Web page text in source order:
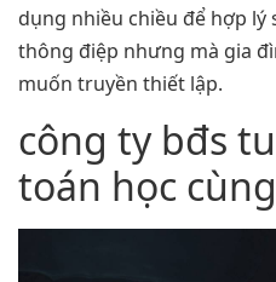
dụng nhiều chiều để hợp
thông điệp nhưng mà gia
muốn truyền thiết lập.
công ty bđs
toán học